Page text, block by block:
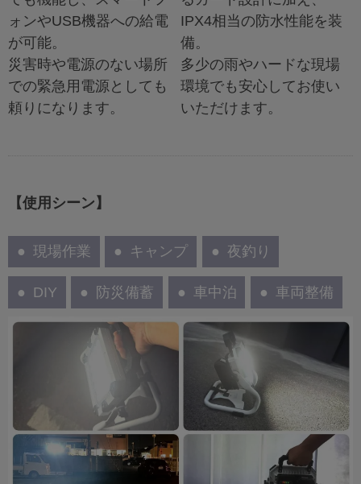
ォンやUSB機器への給電
が可能。
災害時や電源のない場所
での緊急用電源としても
頼りになります。
IPX4相当の防水性能を装
備。
多少の雨やハードな現場
環境でも安心してお使い
いただけます。
【使用シーン】
現場作業 キャンプ 夜釣り
DIY 防災備蓄 車中泊 車両整備